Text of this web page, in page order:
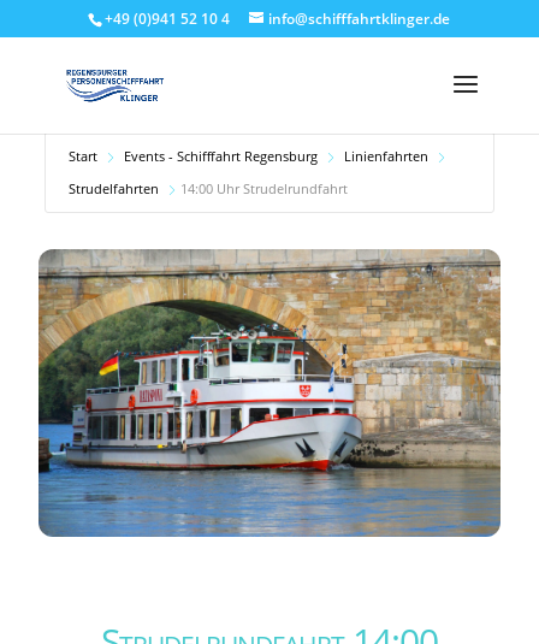
+49 (0)941 52 10 4 info@schifffahrtklinger.de
Start Events - Schifffahrt Regensburg
Linienfahrten
Strudelfahrten
14:00 Uhr Strudelrundfahrt